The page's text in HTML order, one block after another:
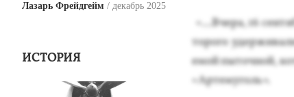
«...Вче­ра, 16
торо­го
емой пы­точ­ной,
«Ар­те­муголь».
Лазарь Фрейдгейм декабрь 2025
ИСТОРИЯ